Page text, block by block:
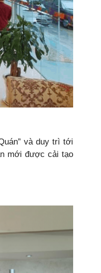
và duy trì tới
mới được cải tạo